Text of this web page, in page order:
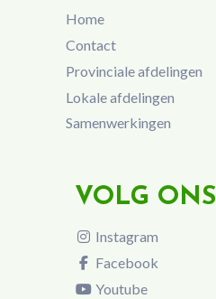
Home
Contact
Provinciale afdelingen
Lokale afdelingen
Samenwerkingen
VOLG ONS
Instagram
Facebook
Youtube